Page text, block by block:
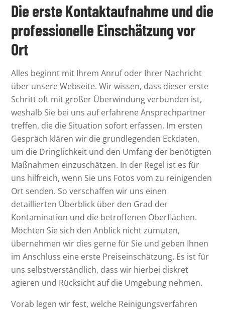
Die erste Kontaktaufnahme und die
professionelle Einschätzung vor
Ort
Alles beginnt mit Ihrem Anruf oder Ihrer Nachricht
über unsere Webseite. Wir wissen, dass dieser erste
Schritt oft mit großer Überwindung verbunden ist,
weshalb Sie bei uns auf erfahrene Ansprechpartner
treffen, die die Situation sofort erfassen. Im ersten
Gespräch klären wir die grundlegenden Eckdaten,
um die Dringlichkeit und den Umfang der benötigten
Maßnahmen einzuschätzen. In der Regel ist es für
uns hilfreich, wenn Sie uns Fotos vom zu reinigenden
Ort senden. So verschaffen wir uns einen
detaillierten Überblick über den Grad der
Kontamination und die betroffenen Oberflächen.
Möchten Sie sich den Anblick nicht zumuten,
übernehmen wir dies gerne für Sie und geben Ihnen
im Anschluss eine erste Preiseinschätzung. Es ist für
uns selbstverständlich, dass wir hierbei diskret
agieren und Rücksicht auf die Umgebung nehmen.
Vorab legen wir fest, welche Reinigungsverfahren